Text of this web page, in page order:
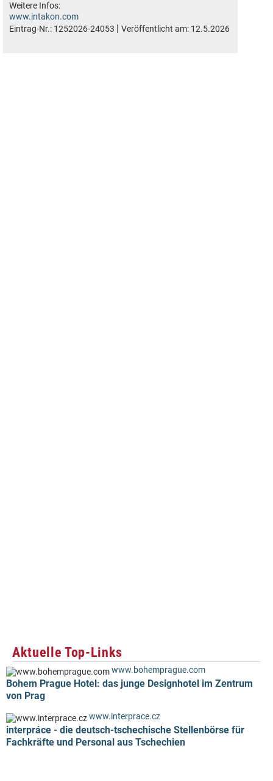
Weitere Infos:
www.intakon.com
Eintrag-Nr.: 1252026-24053 | Veröffentlicht am: 12.5.2026
Aktuelle Top-Links
www.bohemprague.com
Bohem Prague Hotel: das junge Designhotel im Zentrum
von Prag
www.interprace.cz
interpráce - die deutsch-tschechische Stellenbörse für
Fachkräfte und Personal aus Tschechien